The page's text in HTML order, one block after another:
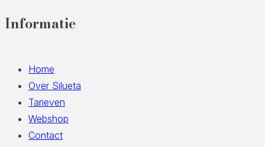
Informatie
Home
Over Silueta
Tarieven
Webshop
Contact